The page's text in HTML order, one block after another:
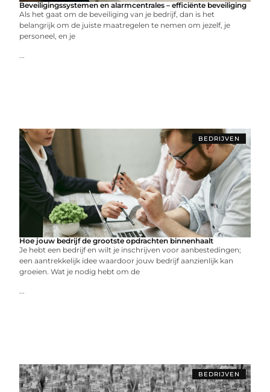
Beveiligingssystemen en alarmcentrales – efficiënte beveiliging
Als het gaat om de beveiliging van je bedrijf, dan is het
belangrijk om de juiste maatregelen te nemen om jezelf, je
personeel, en je
...
BEDRIJVEN
Hoe jouw bedrijf de grootste opdrachten binnenhaalt
Je hebt een bedrijf en wilt je inschrijven voor aanbestedingen;
een aantrekkelijk idee waardoor jouw bedrijf aanzienlijk kan
groeien. Wat je nodig hebt om de
...
BEDRIJVEN